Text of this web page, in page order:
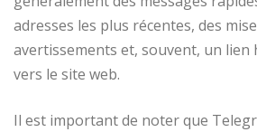
adresses les plus récentes, des
avertissements et, souvent, un lien
vers le site web.
Il est important de noter que